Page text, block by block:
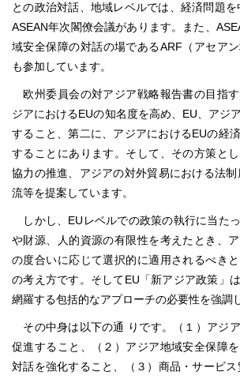
との政治対話、地域レベルでは、経済問題を
ASEAN年次閣僚会議があります。また、
域安全保障の対話の場であるARF（アセア
も参加しています。
欧州委員会の対アジア戦略報告書の目指
ジアにおけるEUの知名度を高め、EU、アジ
すること、第二に、アジアにおけるEUの経
することにあります。そして、その方策と
協力の推進、アジアの対外貿易における法
流等を提案しています。
しかし、EUレベルでの政策の執行に当た
や財源、人的資源の有限性を考えたとき、
の度合いに応じて選択的に適用されるべき
の考え方です。そしてEU「新アジア政策」
網羅する包括的なアプローチの必要性を強調
その中身は以下の通 りです。（１）アジ
促進すること、（２）アジア地域安全保障
対話を強化すること、（３）商品・サービ